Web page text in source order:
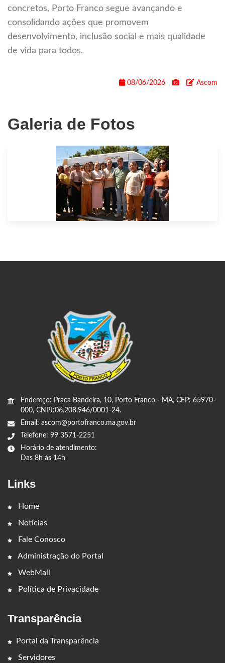
concretos, Porto Franco segue avançando e
consolidando ações que promovem
desenvolvimento, inclusão social e mais qualidade
de vida para todos.
08/06/2026 Ascom
Galeria de Fotos
Endereço: Praca Bandeira, 10, Porto Franco - MA, CEP: 65970-
000, CNPJ:06.208.946/0001-24.
Email: ascom@portofranco.ma.gov.br
Telefone: 99 3571-2251
Horário de atendimento:
Das 8h às 14h
Links
Home
Notícias
Fale Conosco
Administração do Portal
WebMail
Política de Privacidade
Transparência
Portal da Transparência
Servidores